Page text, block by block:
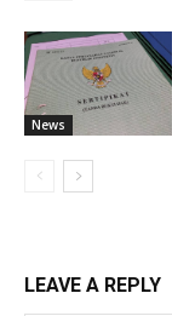
News
LEAVE A REPLY